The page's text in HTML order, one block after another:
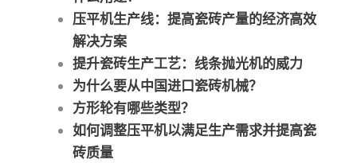
压平机生产线：提高瓷砖产量的经济高效
解决方案
提升瓷砖生产工艺：线条抛光机的威力
为什么要从中国进口瓷砖机械？
方形轮有哪些类型？
如何调整压平机以满足生产需求并提高瓷
砖质量